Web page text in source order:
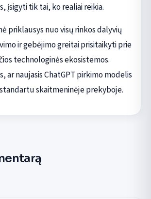
įsigyti tik tai, ko realiai reikia.
priklausys nuo visų rinkos dalyvių
ir gebėjimo greitai prisitaikyti prie
technologinės ekosistemos.
ar naujasis ChatGPT pirkimo modelis
skaitmeninėje prekyboje.